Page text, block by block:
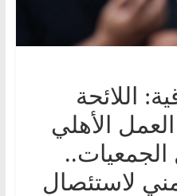
اللائحة
العمل الأهلي
لاستئصال